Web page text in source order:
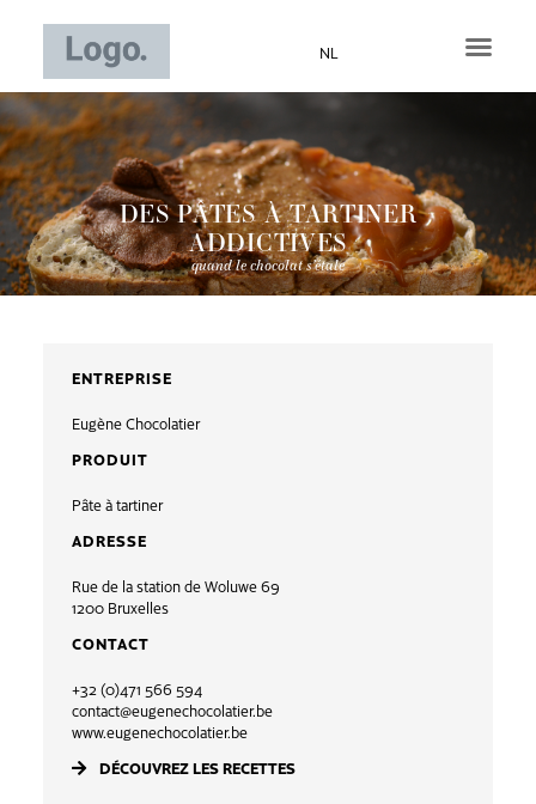
NL
DES PÂTES À TARTINER
ADDICTIVES
quand le chocolat s’étale
ENTREPRISE
Eugène Chocolatier
PRODUIT
Pâte à tartiner
ADRESSE
Rue de la station de Woluwe 69
1200 Bruxelles
CONTACT
+32 (0)471 566 594
contact@eugenechocolatier.be
www.eugenechocolatier.be
DÉCOUVREZ LES RECETTES